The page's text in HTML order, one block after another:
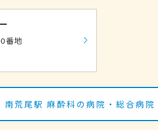
番地
南荒尾駅 麻酔科の病院・総合病院